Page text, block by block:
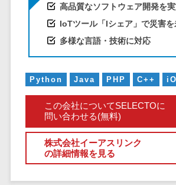
歯科向け電子カルテ>
歯科予約システム>
医薬品在庫管理シス
電子薬歴システム>
不動産業界向け
不動産管理サービス>
不動産業務支援サー
不動産ホームページ
ツール
ー監視自動化
クラウドバッ
クアップ
仮想化
高品質なソフトウェア開発を
IoTツール「Iシェア」で災害を
多様な言語・技術に対応
Python Java PHP C++
この会社についてSELECTOに
問い合わせる(無料)
株式会社イーアスリンク
の詳細情報を見る